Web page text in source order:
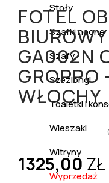
Stoły
Szafki nocne
Szafy
Szezlongi
Toaletki i
Wieszaki
Witryny
Wyprzedaż
FOTEL
GA002N
GROPPO
WŁOCHY
1325,00 ZŁ